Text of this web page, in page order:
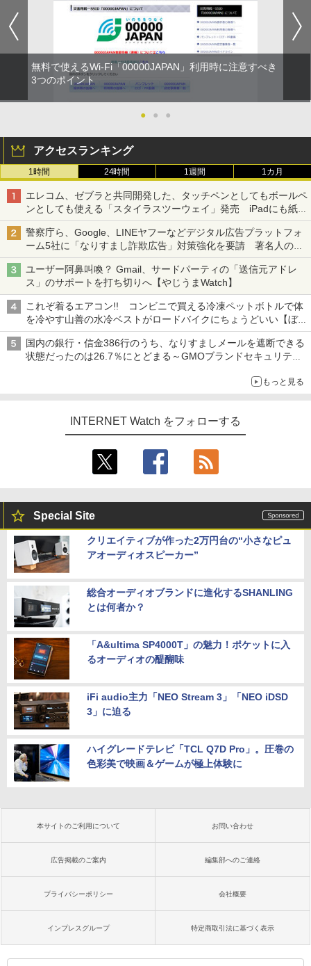
無料で使えるWi-Fi「00000JAPAN」利用時に注意すべき
3つのポイント
● ● ●
アクセスランキング
1時間 24時間 1週間 1カ月
エレコム、ゼブラと共同開発した、タッチペンとしてもボールペ
ンとしても使える「スタイラスツーウェイ」発売 iPadにも紙に
も、持ち替えずに書き込める
警察庁ら、Google、LINEヤフーなどデジタル広告プラットフォ
ーム5社に「なりすまし詐欺広告」対策強化を要請 著名人の写
真や映像を使った投資詐欺などへの対策として
ユーザー阿鼻叫喚？ Gmail、サードパーティの「送信元アドレ
ス」のサポートを打ち切りへ【やじうまWatch】
これぞ着るエアコン!! コンビニで買える冷凍ペットボトルで体
を冷やす山善の水冷ベストがロードバイクにちょうどいい【ぼっ
ち・ざ・ろーど！その14】【空いた時間でなにしてる？】
国内の銀行・信金386行のうち、なりすましメールを遮断できる
状態だったのは26.7％にとどまる～GMOブランドセキュリティ
もっと見る
INTERNET Watch をフォローする
Special Site
クリエイティブが作った2万円台の“小さなピュ
アオーディオスピーカー”
総合オーディオブランドに進化するSHANLING
とは何者か？
「A&ultima SP4000T」の魅力！ポケットに入
るオーディオの醍醐味
iFi audio主力「NEO Stream 3」「NEO iDSD
3」に迫る
ハイグレードテレビ「TCL Q7D Pro」。圧巻の
色彩美で映画＆ゲームが極上体験に
本サイトのご利用について お問い合わせ
広告掲載のご案内 編集部へのご連絡
プライバシーポリシー 会社概要
インプレスグループ 特定商取引法に基づく表示